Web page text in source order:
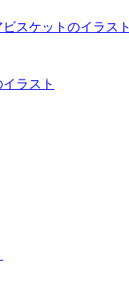
スケットのイラスト
ラスト